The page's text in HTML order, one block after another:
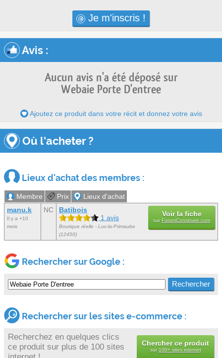
Je m'inscris !
Avis :
Aucun avis n'a été déposé sur
Webaie Porte D'entree
Ajoutez ce produit dans votre récit et donnez votre avis
Où l'acheter ?
Lieux d'achat des membres :
Membre Prix
Lieux d'achat
manu.k
Il y a +10
mois
NC
Batibois
1 avis
Boutique réelle - Luc-la-Primaube
(12450)
Voir la fiche
surForumConstruire.com
Rechercher sur Google :
Rechercher sur les sites e-commerce :
Recherchez en quelques clics
ce produit sur plus de 100 sites
Chercher ce produit
sur 100+ sites internet